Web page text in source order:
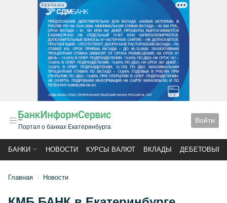
РЕКЛАМА
Портал о банках Екатеринбурга
Войти
БАНКИ НОВОСТИ КУРСЫ ВАЛЮТ ВКЛАДЫ ДЕБЕТОВЫЕ
Главная Новости